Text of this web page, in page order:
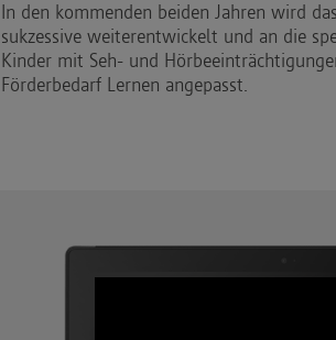
In den kommenden beiden Jahren wird
sukzessive weiterentwickelt und an die
Kinder mit Seh- und
Förderbedarf Lernen angepasst.